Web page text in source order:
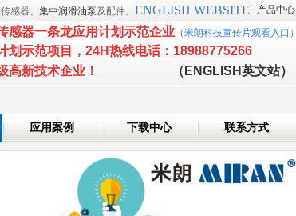
感器、 集中润滑油泵及配件。 ENGLISH WEBSITE 产品中心
感器一条龙应用计划示范企业 （米朗科技宣传片观看入口 ）
划示范项目 ， 24H热线电话：18988775266
家级高新技术企业！ （ENGLISH英文站）
应用案例 下载中心 联系方式